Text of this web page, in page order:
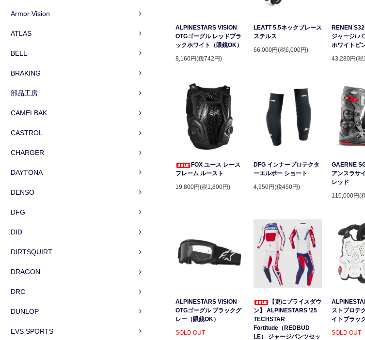
Armor Vision
ATLAS
BELL
BRAKING
部品工房
CAMELBAK
CASTROL
CHARGER
DAYTONA
DENSO
DFG
DID
DIRTSQUIRT
DRAGON
DRC
DUNLOP
EVS SPORTS
ALPINESTARS VISION
OTGゴーグル レッドブラ
ックホワイト（眼鏡OK）
8,160円(税742円)
LEATT 5.5ネックブレース
ステルス
66,000円(税6,000円)
RENEN
ジャージ/ パ
ホワイトピ
43,280円(
FOX ユース レース
フレーム ルースト
19,800円(税1,800円)
DFG インナープロテクタ
ーエルボー ショート
4,950円(税450円)
GAERNE
アンスラサ
レッド
110,000円(
ALPINESTARS VISION
OTGゴーグル ブラックグ
レー（眼鏡OK）
SOLD OUT
【更にプライスダウ
ン】 ALPINESTARS ’25
TECHSTAR
Fortitude（REDBUD
LE） ジャージパンツセッ
ストプロ
イトブラッ
SOLD OUT